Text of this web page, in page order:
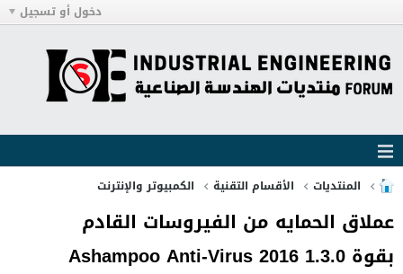
دخول أو تسجيل
المنتديات الأقسام التقنية الكمبيوتر والإنترنت
عملاق الحمايه من الفيروسات القادم
بقوة Ashampoo Anti-Virus 2016 1.3.0